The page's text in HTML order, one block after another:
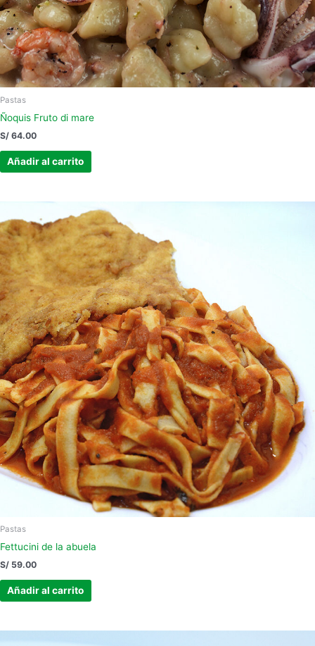
Pastas
Ñoquis Fruto di mare
S/ 64.00
Añadir al carrito
Pastas
Fettucini de la abuela
S/ 59.00
Añadir al carrito